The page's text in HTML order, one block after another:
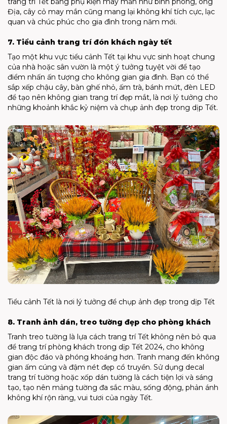
Địa, cây cỏ may mắn cũng mang lại không khí tích cực, lạc
quan và chúc phúc cho gia đình trong năm mới.
7. Tiểu cảnh trang trí đón khách ngày tết
Tạo một khu vực tiểu cảnh Tết tại khu vực sinh hoạt chung
của nhà hoặc sân vườn là một ý tưởng tuyệt vời để tạo
điểm nhấn ấn tượng cho không gian gia đình. Bạn có thể
sắp xếp chậu cây, bàn ghế nhỏ, ấm trà, bánh mứt, đèn LED
để tạo nên không gian trang trí đẹp mắt, là nơi lý tưởng cho
những khoảnh khắc kỷ niệm và chụp ảnh đẹp trong dịp Tết.
Tiểu cảnh Tết là nơi lý tưởng để chụp ảnh đẹp trong dịp Tết
8. Tranh ảnh dán, treo tường đẹp cho phòng khách
Tranh treo tường là lựa cách trang trí Tết không nên bỏ qua
để trang trí phòng khách trong dịp Tết 2024, cho không
gian độc đáo và phóng khoáng hơn. Tranh mang đến không
gian ấm cúng và đậm nét đẹp cổ truyền. Sử dụng decal
trang trí tường hoặc xốp dán tường là cách tiện lợi và sáng
tạo, tạo nên mảng tường đa sắc màu, sống động, phản ánh
không khí rộn ràng, vui tươi của ngày Tết.